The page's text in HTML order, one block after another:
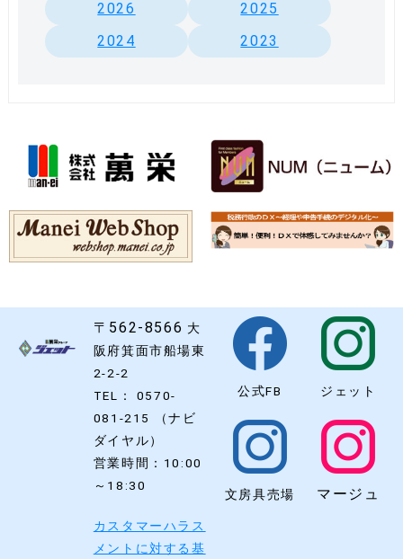
2026
2025
2024
2023
〒562-8566 大
阪府箕面市船場東
2-2-2
TEL： 0570-
081-215 （ナビ
ダイヤル）
営業時間：10:00
～18:30
カスタマーハラス
メントに対する基
公式FB ジェット
文房具売場 マージュ